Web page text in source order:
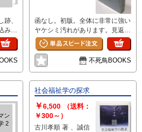
、
、
りま
す。
函なし。初版。全体に非常に強い
ヤケシミ汚れがあります。見返し
に蔵書印、地にマジックでの塗り
つぶしがあります。
不死鳥BOOKS
ン
2
社会福祉学の探求
￥6,500
（送料：
￥300～）
古川孝順 著 、誠信